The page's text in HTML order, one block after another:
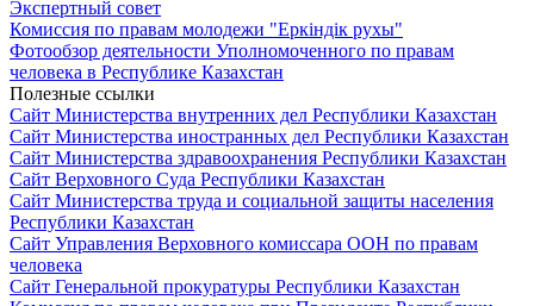
Экспертный совет
Комиссия по правам молодежи "Еркіндік рухы"
Фотообзор деятельности Уполномоченного по правам
человека в Республике Казахстан
Полезные ссылки
Сайт Министерства внутренних дел Республики Казахстан
Сайт Министерства иностранных дел Республики Казахстан
Сайт Министерства здравоохранения Республики Казахстан
Сайт Верховного Суда Республики Казахстан
Сайт Министерства труда и социальной защиты населения
Республики Казахстан
Сайт Управления Верховного комиссара ООН по правам
человека
Сайт Генеральной прокуратуры Республики Казахстан